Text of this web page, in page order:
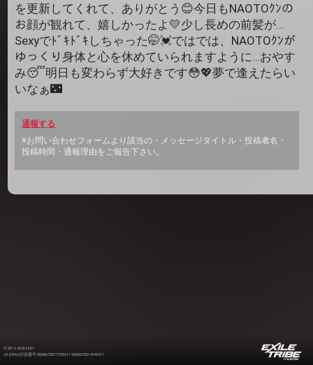
を更新してくれて、ありがとう😊今日もNAOTOｸﾝの
お顔が観れて、嬉しかったよ💛少し長めの前髪が…
Sexyでﾄﾞｷﾄﾞｷしちゃった🤭💓ではでは、NAOTOｸﾝが
ゆっくり身体と心を休めていられますように…おやす
み😴明日も変わらず大好きです😳💖夢で逢えたらい
いなぁ🌃
通報する
※お問い合わせフォームより該当の・メッセージタイトル・投稿者名・
投稿時間・通報理由をご報告下さい。
©2012-2026 LDH
JASRAC許諾番号 9008675017Y55011 9008675014Y41011